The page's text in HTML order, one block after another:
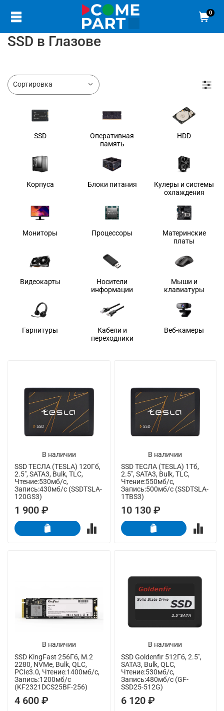
0
SSD в Глазове
SSD
Оперативная
память
HDD
Корпуса Блоки питания
Кулеры и системы
охлаждения
Мониторы Процессоры
Материнские
платы
Видеокарты
Носители
информации
Мыши и
клавиатуры
Гарнитуры
Кабели и
переходники
Веб-камеры
В наличии
SSD ТЕСЛА (TESLA) 120Гб,
2.5", SATA3, Bulk, TLC,
Чтение:530мб/с,
Запись:430мб/с (SSDTSLA-
120GS3)
1 900 ₽
В наличии
SSD ТЕСЛА (TESLA) 1Тб,
2.5", SATA3, Bulk, TLC,
Чтение:550мб/с,
Запись:500мб/с (SSDTSLA-
1TBS3)
10 130 ₽
В наличии
SSD KingFast 256Гб, M.2
2280, NVMe, Bulk, QLC,
PCIe3.0, Чтение:1400мб/с,
Запись:1200мб/с
(KF2321DCS25BF-256)
4 600 ₽
В наличии
SSD Goldenfir 512Гб, 2.5",
SATA3, Bulk, QLC,
Чтение:530мб/с,
Запись:480мб/с (GF-
SSD25-512G)
6 120 ₽